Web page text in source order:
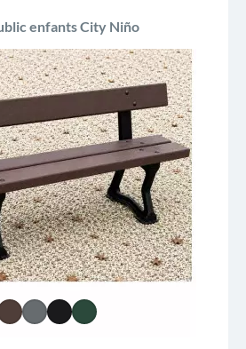
enfants City Niño